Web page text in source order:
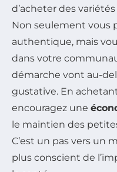
d’acheter des
Non seulement vous
authentique, mais
dans votre
démarche vont au-
gustative. En
encouragez une
le maintien des
C’est un pas vers un
plus conscient de